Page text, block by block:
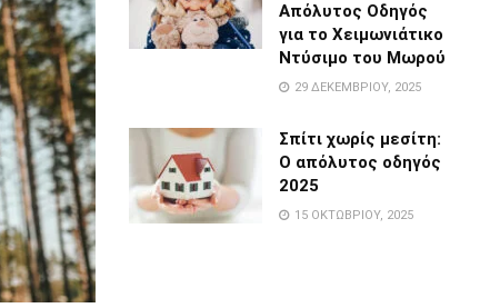
Απόλυτος Οδηγός
για το Χειμωνιάτικο
Ντύσιμο του Μωρού
29 ΔΕΚΕΜΒΡΊΟΥ, 2025
Σπίτι χωρίς μεσίτη:
Ο απόλυτος οδηγός
2025
15 ΟΚΤΩΒΡΊΟΥ, 2025